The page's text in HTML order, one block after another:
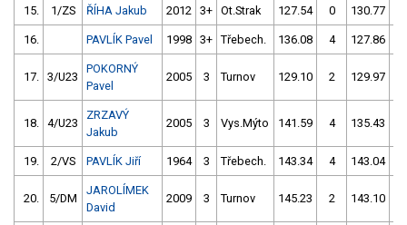
15. 1/ZS ŘÍHA Jakub 2012 3+ Ot.Strak 127.54 0 130.77
16. PAVLÍK Pavel 1998 3+ Třebech. 136.08 4 127.86
17. 3/U23
POKORNÝ
Pavel
2005 3 Turnov 129.10 2 129.97
18. 4/U23
ZRZAVÝ
Jakub
2005 3 Vys.Mýto 141.59 4 135.43
19. 2/VS PAVLÍK Jiří 1964 3 Třebech. 143.34 4 143.04
20. 5/DM
JAROLÍMEK
David
2009 3 Turnov 145.23 2 143.10